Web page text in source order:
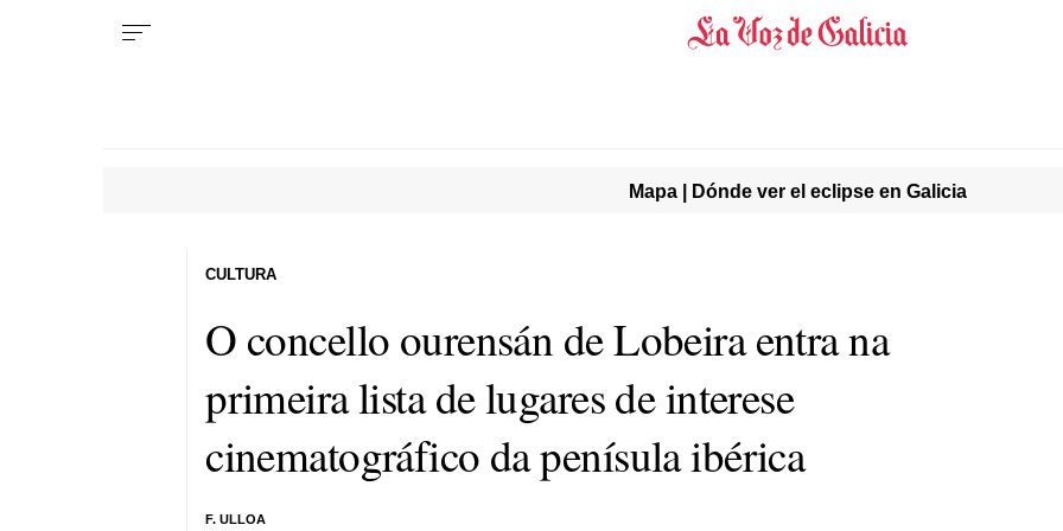
Mapa | Dónde ver el eclipse en Galicia
O concello ourensán de Lobeira entra na
primeira lista de lugares de interese
cinematográfico da penísula ibérica
F. ULLOA
CULTURA